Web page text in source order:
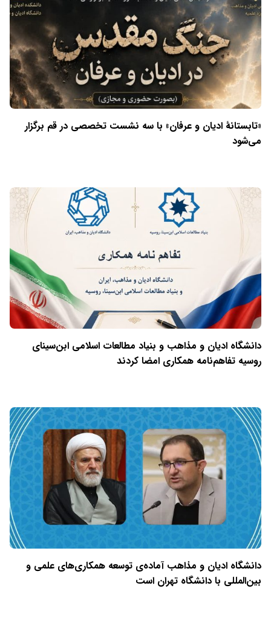
«تابستانهٔ ادیان و عرفان» با سه نشست تخصصی در قم برگزار
می‌شود
دانشگاه ادیان و مذاهب و بنیاد مطالعات اسلامی ابن‌سینای
روسیه تفاهم‌نامه همکاری امضا کردند
دانشگاه ادیان و مذاهب آماده‌ی توسعه همکاری‌های علمی و
بین‌المللی با دانشگاه تهران است